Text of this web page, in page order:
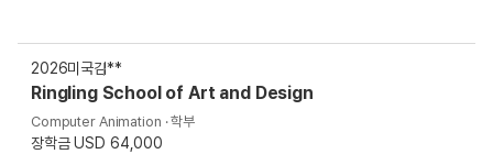
2026미국김**
Ringling School of Art and Design
Computer Animation · 학부
장학금 USD 64,000